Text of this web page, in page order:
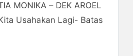
MONIKA – DEK AROEL
Usahakan Lagi- Batas